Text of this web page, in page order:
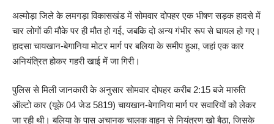
अल्मोड़ा जिले के लमगड़ा विकासखंड में सोमवार दोपहर एक भीषण सड़क हादसे में
चार लोगों की मौके पर ही मौत हो गई, जबकि दो अन्य गंभीर रूप से घायल हो गए।
हादसा चायखान-बेगानिया मोटर मार्ग पर बलिया के समीप हुआ, जहां एक कार
अनियंत्रित होकर गहरी खाई में जा गिरी।
पुलिस से मिली जानकारी के अनुसार सोमवार दोपहर करीब 2:15 बजे मारुति
ऑल्टो कार (यूके 04 जेड 5819) चायखान-बेगानिया मार्ग पर सवारियों को लेकर
जा रही थी। बलिया के पास अचानक चालक वाहन से नियंत्रण खो बैठा, जिसके